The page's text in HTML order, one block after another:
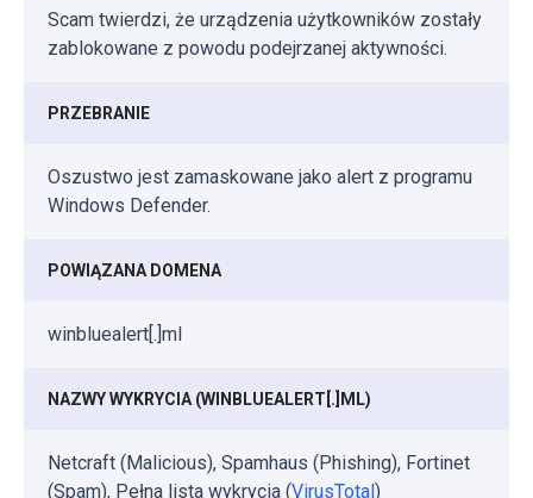
Scam twierdzi, że urządzenia użytkowników zostały
zablokowane z powodu podejrzanej aktywności.
PRZEBRANIE
Oszustwo jest zamaskowane jako alert z programu
Windows Defender.
POWIĄZANA DOMENA
winbluealert[.]ml
NAZWY WYKRYCIA (WINBLUEALERT[.]ML)
Netcraft (Malicious), Spamhaus (Phishing), Fortinet
(Spam), Pełna lista wykrycia (VirusTotal)